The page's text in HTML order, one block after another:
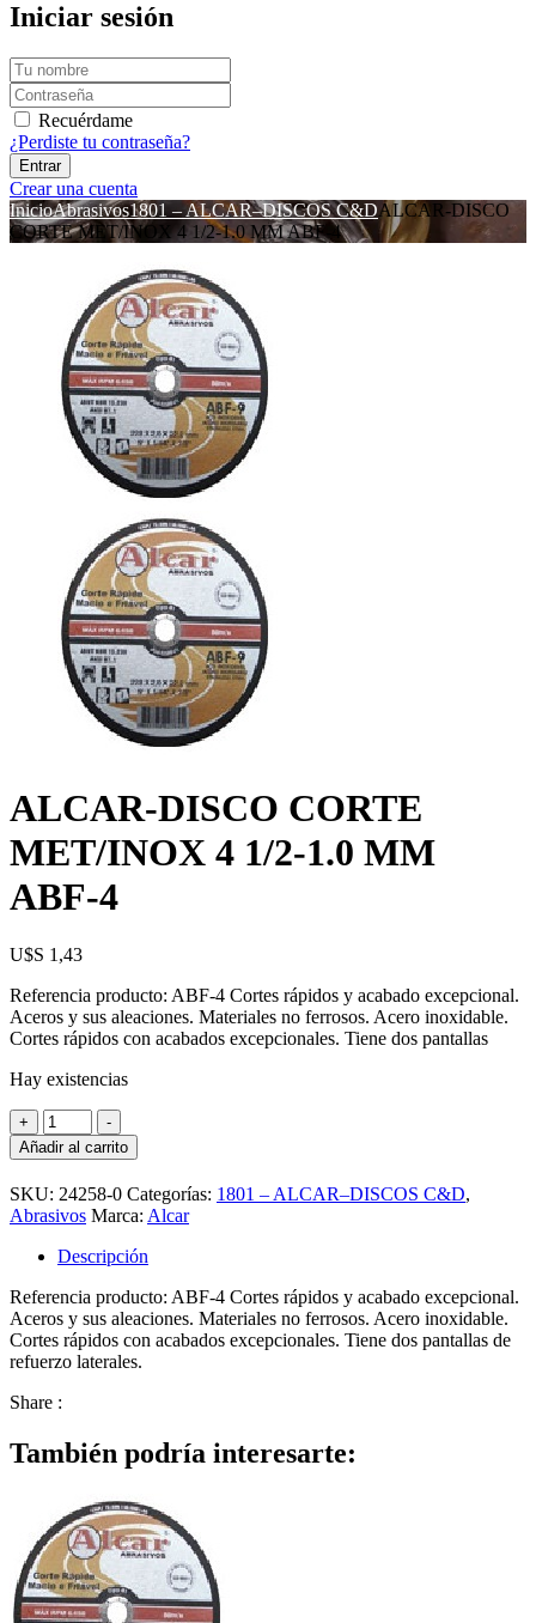
Iniciar sesión
Recuérdame
¿Perdiste tu contraseña?
Crear una cuenta
InicioAbrasivos1801 – ALCAR–DISCOS C&DALCAR-DISCO
CORTE MET/INOX 4 1/2-1.0 MM ABF-4
ALCAR-DISCO CORTE
MET/INOX 4 1/2-1.0 MM
ABF-4
U$S 1,43
Referencia producto: ABF-4 Cortes rápidos y acabado excepcional.
Aceros y sus aleaciones. Materiales no ferrosos. Acero inoxidable.
Cortes rápidos con acabados excepcionales. Tiene dos pantallas
Hay existencias
+
ALCAR-
DISCO
CORTE
MET/INOX
4
1/2-
1.0
MM
ABF-
4
cantidad
-
Añadir al carrito
SKU: 24258-0 Categorías: 1801 – ALCAR–DISCOS C&D,
Abrasivos Marca: Alcar
Descripción
Referencia producto: ABF-4 Cortes rápidos y acabado excepcional.
Aceros y sus aleaciones. Materiales no ferrosos. Acero inoxidable.
Cortes rápidos con acabados excepcionales. Tiene dos pantallas de
refuerzo laterales.
Share :
También podría interesarte: